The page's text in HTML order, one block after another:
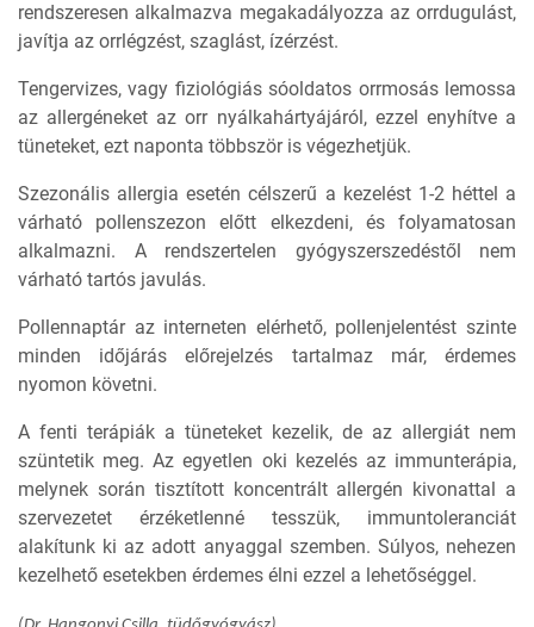
rendszeresen alkalmazva megakadályozza az orrdugulást,
javítja az orrlégzést, szaglást, ízérzést.
Tengervizes, vagy fiziológiás sóoldatos orrmosás lemossa
az allergéneket az orr nyálkahártyájáról, ezzel enyhítve a
tüneteket, ezt naponta többször is végezhetjük.
Szezonális allergia esetén célszerű a kezelést 1-2 héttel a
várható pollenszezon előtt elkezdeni, és folyamatosan
alkalmazni. A rendszertelen gyógyszerszedéstől nem
várható tartós javulás.
Pollennaptár az interneten elérhető, pollenjelentést szinte
minden időjárás előrejelzés tartalmaz már, érdemes
nyomon követni.
A fenti terápiák a tüneteket kezelik, de az allergiát nem
szüntetik meg. Az egyetlen oki kezelés az immunterápia,
melynek során tisztított koncentrált allergén kivonattal a
szervezetet érzéketlenné tesszük, immuntoleranciát
alakítunk ki az adott anyaggal szemben. Súlyos, nehezen
kezelhető esetekben érdemes élni ezzel a lehetőséggel.